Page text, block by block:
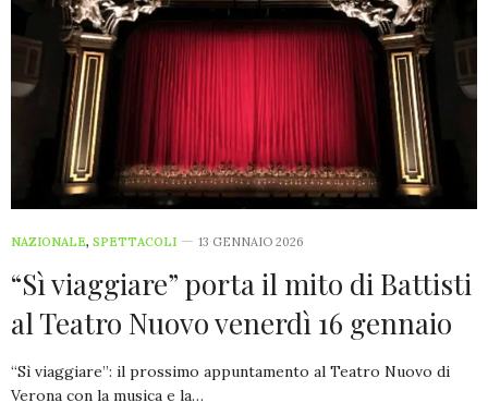
NAZIONALE, SPETTACOLI 13 GENNAIO 2026
“Sì viaggiare” porta il mito di Battisti
al Teatro Nuovo venerdì 16 gennaio
“Sì viaggiare”: il prossimo appuntamento al Teatro Nuovo di
Verona con la musica e la…